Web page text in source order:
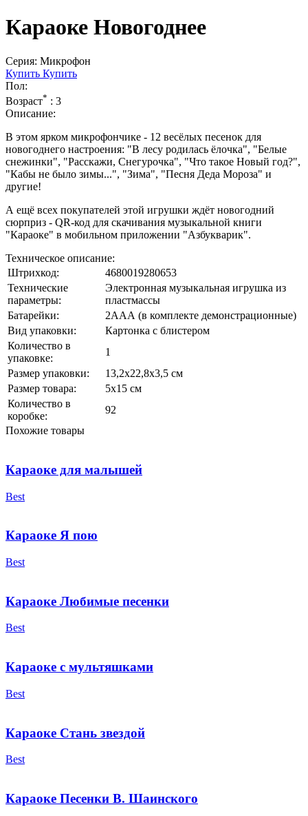
Караоке Новогоднее
Серия: Микрофон
Купить Купить
Пол:
Возраст* : 3
Описание:
В этом ярком микрофончике - 12 весёлых песенок для
новогоднего настроения: "В лесу родилась ёлочка", "Белые
снежинки", "Расскажи, Снегурочка", "Что такое Новый год?",
"Кабы не было зимы...", "Зима", "Песня Деда Мороза" и
другие!
А ещё всех покупателей этой игрушки ждёт новогодний
сюрприз - QR-код для скачивания музыкальной книги
"Караоке" в мобильном приложении "Азбукварик".
Техническое описание:
Штрихкод:
4680019280653
Технические
параметры:
Электронная музыкальная игрушка из
пластмассы
Батарейки:
2ААА (в комплекте демонстрационные)
Вид упаковки:
Картонка с блистером
Количество в
упаковке:
1
Размер упаковки:
13,2х22,8х3,5 см
Размер товара:
5х15 см
Количество в
коробке:
92
Похожие товары
Караоке для малышей
Best
Караоке Я пою
Best
Караоке Любимые песенки
Best
Караоке с мультяшками
Best
Караоке Стань звездой
Best
Караоке Песенки В. Шаинского